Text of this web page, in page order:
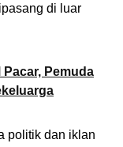
di luar
Pemuda
politik dan iklan